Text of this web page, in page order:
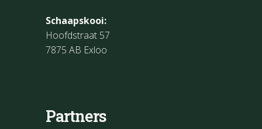
Schaapskooi:
Hoofdstraat 57
7875 AB Exloo
Partners